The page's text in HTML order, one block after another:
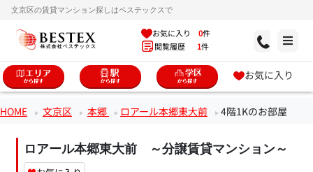
文京区の賃貸マンション探しはベステックスで
お気に入り 0件
閲覧履歴 1件
お気に入り
HOME 文京区 本郷 ロアール本郷東大前 4階1Kのお部屋
ロアール本郷東大前 ～分譲賃貸マンション～